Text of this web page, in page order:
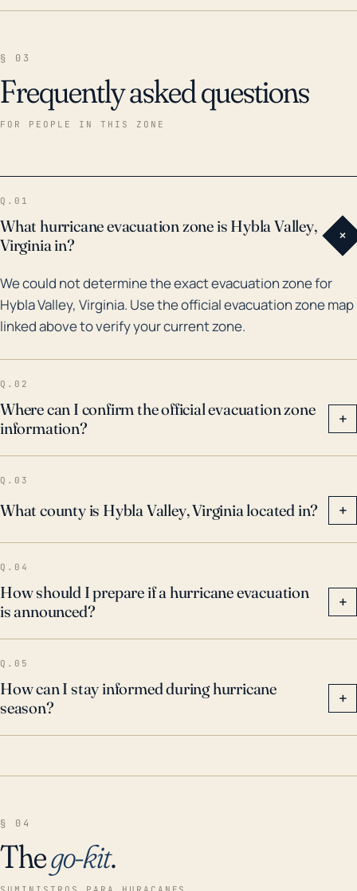
§ 03
Frequently asked questions
FOR PEOPLE IN THIS ZONE
Q.01
What hurricane evacuation zone is Hybla Valley,
Virginia in?
+
We could not determine the exact evacuation zone for
Hybla Valley, Virginia. Use the official evacuation zone map
linked above to verify your current zone.
Q.02
Where can I confirm the official evacuation zone
information?
+
Q.03
What county is Hybla Valley, Virginia located in? +
Q.04
How should I prepare if a hurricane evacuation
is announced?
+
Q.05
How can I stay informed during hurricane
season?
+
§ 04
Thego-kit.